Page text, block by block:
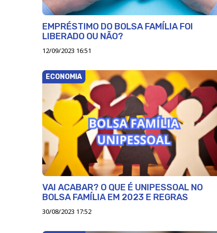
EMPRÉSTIMO DO BOLSA FAMÍLIA FOI
LIBERADO OU NÃO?
12/09/2023 16:51
ECONOMIA
VAI ACABAR? O QUE É UNIPESSOAL NO
BOLSA FAMÍLIA EM 2023 E REGRAS
30/08/2023 17:52